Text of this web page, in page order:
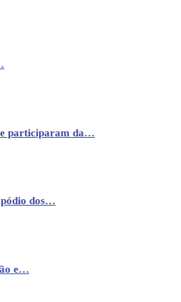
participaram da…
pódio dos…
e…